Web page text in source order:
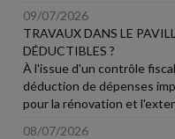
09/07/2026
TRAVAUX DANS LE
DÉDUCTIBLES ?
À l'issue d'un contrôle
déduction de dépenses
pour la rénovation et
08/07/2026